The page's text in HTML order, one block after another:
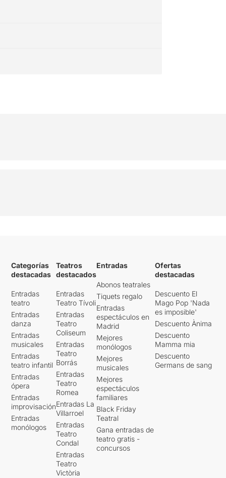
Categorías
destacadas
Entradas
teatro
Entradas
danza
Entradas
musicales
Entradas
teatro infantil
Entradas
ópera
Entradas
improvisación
Entradas
monólogos
Teatros
destacados
Entradas
Teatro Tívoli
Entradas
Teatro
Coliseum
Entradas
Teatro
Borrás
Entradas
Teatro
Romea
Entradas La
Villarroel
Entradas
Teatro
Condal
Entradas
Teatro
Victòria
Entradas
Abonos teatrales
Tiquets regalo
Entradas
espectáculos en
Madrid
Mejores
monólogos
Mejores
musicales
Mejores
espectáculos
familiares
Black Friday
Teatral
Gana entradas de
teatro gratis -
concursos
Ofertas
destacadas
Descuento El
Mago Pop 'Nada
es imposible'
Descuento Ànima
Descuento
Mamma mia
Descuento
Germans de sang